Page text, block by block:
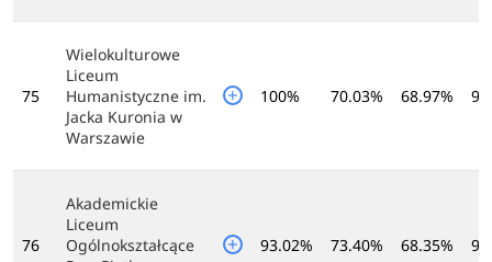
75
Wielokulturowe
Liceum
Humanistyczne im.
Jacka Kuronia w
Warszawie
100% 70.03% 68.97%
76
Akademickie
Liceum
Ogólnokształcące
93.02% 73.40% 68.35%